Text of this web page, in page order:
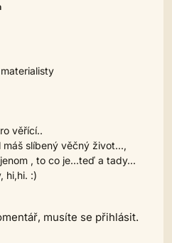
věřící..
slíbený věčný život...,
, to co je...teď a tady...
hi,hi. :)
musíte se přihlásit.